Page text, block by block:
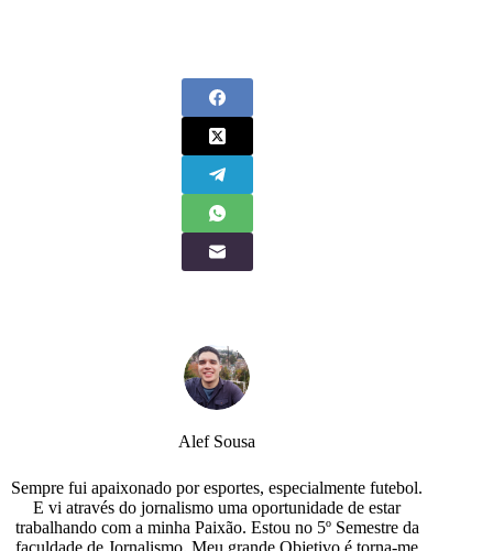
Alef Sousa
Sempre fui apaixonado por esportes, especialmente futebol.
E vi através do jornalismo uma oportunidade de estar
trabalhando com a minha Paixão. Estou no 5º Semestre da
faculdade de Jornalismo. Meu grande Objetivo é torna-me